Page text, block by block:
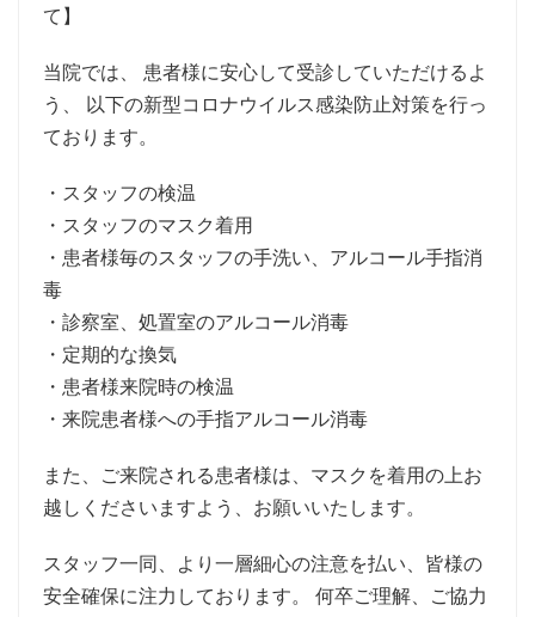
て】
当院では、 患者様に安心して受診していただけるよ
う、 以下の新型コロナウイルス感染防止対策を行っ
ております。
・スタッフの検温
・スタッフのマスク着用
・患者様毎のスタッフの手洗い、アルコール手指消
毒
・診察室、処置室のアルコール消毒
・定期的な換気
・患者様来院時の検温
・来院患者様への手指アルコール消毒
また、ご来院される患者様は、マスクを着用の上お
越しくださいますよう、お願いいたします。
スタッフ一同、より一層細心の注意を払い、皆様の
安全確保に注力しております。 何卒ご理解、ご協力